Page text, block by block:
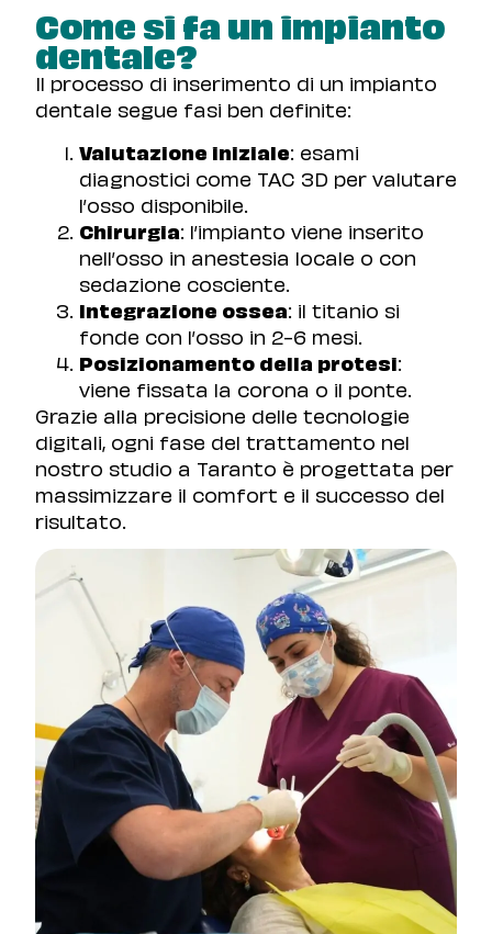
Come si fa un impianto
dentale?
Il processo di inserimento di un impianto
dentale segue fasi ben definite:
Valutazione iniziale: esami
diagnostici come TAC 3D per valutare
l’osso disponibile.
Chirurgia: l’impianto viene inserito
nell’osso in anestesia locale o con
sedazione cosciente.
Integrazione ossea: il titanio si
fonde con l’osso in 2-6 mesi.
Posizionamento della protesi:
viene fissata la corona o il ponte.
Grazie alla precisione delle tecnologie
digitali, ogni fase del trattamento nel
nostro studio a Taranto è progettata per
massimizzare il comfort e il successo del
risultato.